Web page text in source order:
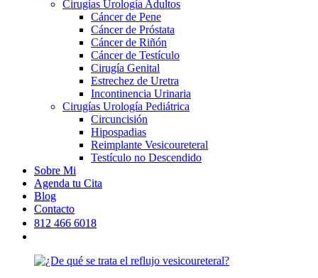
Cirugías Urología Adultos
Cáncer de Pene
Cáncer de Próstata
Cáncer de Riñón
Cáncer de Testículo
Cirugía Genital
Estrechez de Uretra
Incontinencia Urinaria
Cirugías Urología Pediátrica
Circuncisión
Hipospadias
Reimplante Vesicoureteral
Testículo no Descendido
Sobre Mi
Agenda tu Cita
Blog
Contacto
812 466 6018